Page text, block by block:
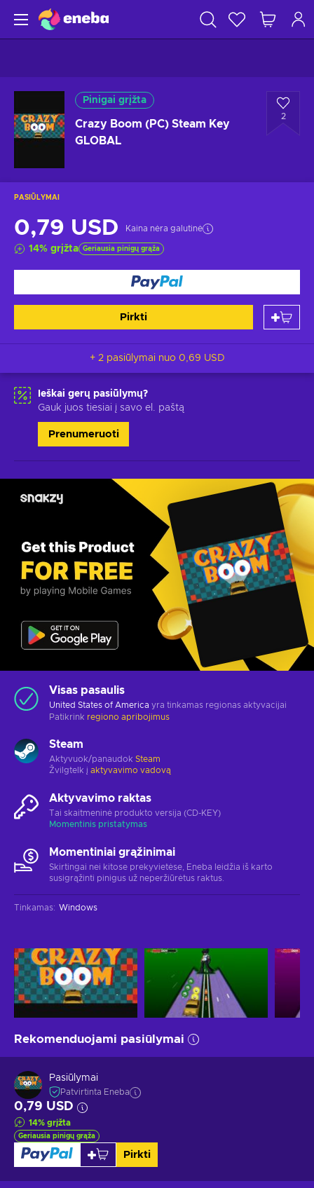
Pinigai grįžta
Crazy Boom (PC) Steam Key
GLOBAL
2
PASIŪLYMAI
0,79 USD Kaina nėra galutinė
14% grįžta Geriausia pinigų grąža
Pirkti
+ 2 pasiūlymai nuo 0,69 USD
Ieškai gerų pasiūlymų?
Gauk juos tiesiai į savo el. paštą
Prenumeruoti
Visas pasaulis
United States of America yra tinkamas regionas aktyvacijai
Patikrink regiono apribojimus
Steam
Aktyvuok/panaudok Steam
Žvilgtelk į aktyvavimo vadovą
Aktyvavimo raktas
Tai skaitmeninė produkto versija (CD-KEY)
Momentinis pristatymas
Momentiniai grąžinimai
Skirtingai nei kitose prekyvietėse, Eneba leidžia iš karto
susigrąžinti pinigus už neperžiūrėtus raktus.
Tinkamas: Windows
Rekomenduojami pasiūlymai
Pasiūlymai
Patvirtinta Eneba
0,79 USD
14% grįžta
Geriausia pinigų grąža
Pirkti